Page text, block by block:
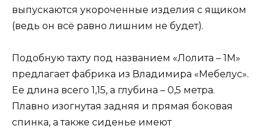
выпускаются укороченные изделия с ящиком
(ведь он всё равно лишним не будет).
Подобную тахту под названием «Лолита – 1М»
предлагает фабрика из Владимира «Мебелус».
Ее длина всего 1,15, а глубина – 0,5 метра.
Плавно изогнутая задняя и прямая боковая
спинка, а также сиденье имеют